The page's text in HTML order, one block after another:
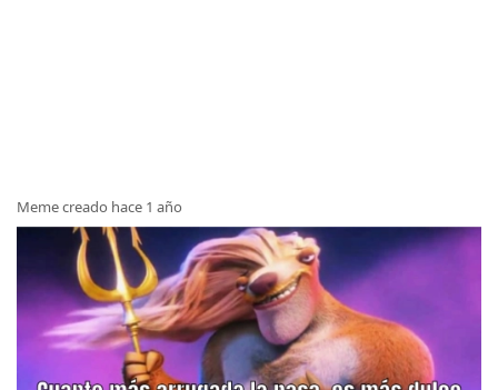
Meme creado hace 1 año